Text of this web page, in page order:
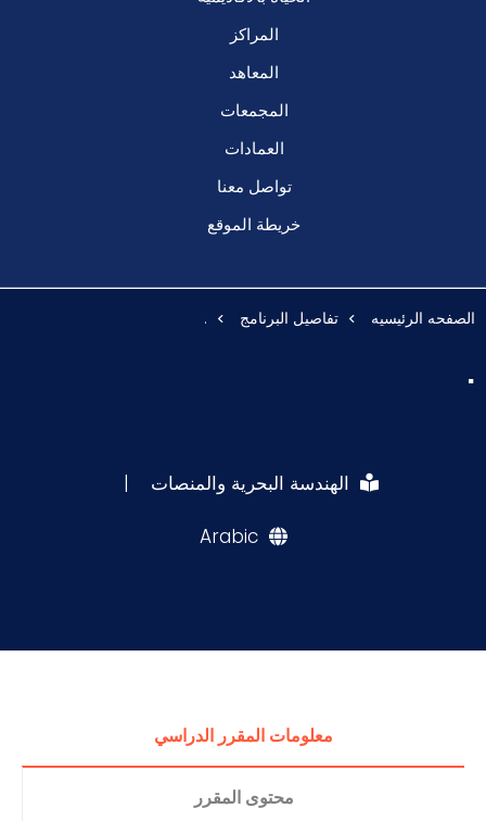
المراكز
المعاهد
المجمعات
العمادات
تواصل معنا
خريطة الموقع
الصفحه الرئيسيه تفاصيل البرنامج .
.
الهندسة البحرية والمنصات |
Arabic
معلومات المقرر الدراسي
محتوى المقرر